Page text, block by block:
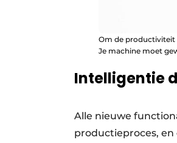
Om de productiviteit
Je machine moet
Intelligentie
Alle nieuwe
productieproces,